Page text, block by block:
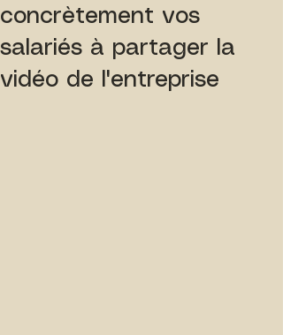
concrètement vos
salariés à partager la
vidéo de l'entreprise